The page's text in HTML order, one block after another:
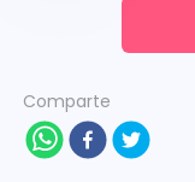
Comparte